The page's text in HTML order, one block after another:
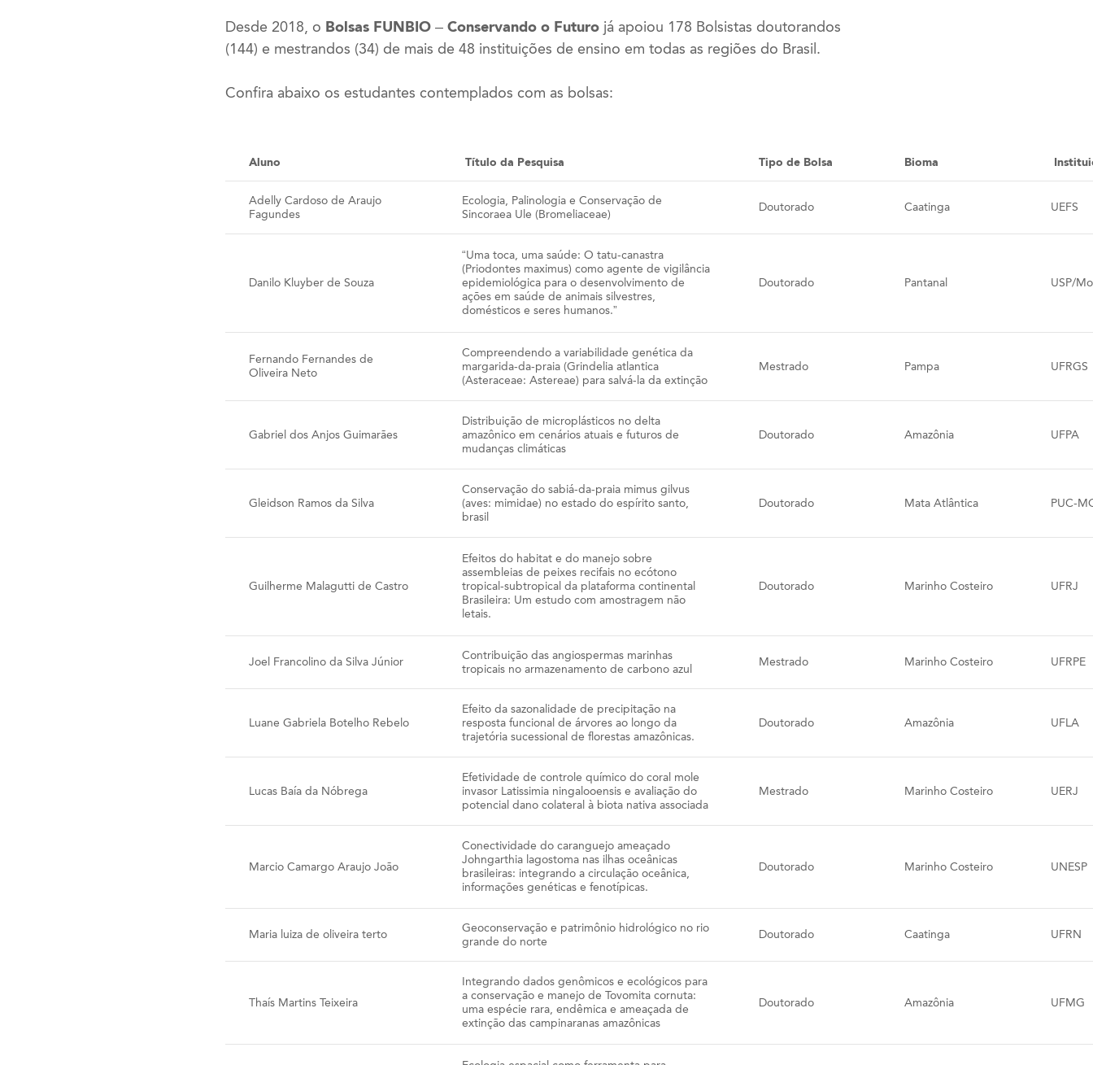
Desde 2018, o Bolsas FUNBIO – Conservando o Futuro já apoiou 178 Bolsistas doutorandos
(144) e mestrandos (34) de mais de 48 instituições de ensino em todas as regiões do Brasil.
Confira abaixo os estudantes contemplados com as bolsas:
Aluno Título da Pesquisa Tipo de Bolsa Bioma
Adelly Cardoso de Araujo
Fagundes
Ecologia, Palinologia e Conservação de
Sincoraea Ule (Bromeliaceae)
Doutorado Caatinga UEFS
Danilo Kluyber de Souza
“Uma toca, uma saúde: O tatu-canastra
(Priodontes maximus) como agente de vigilância
epidemiológica para o desenvolvimento de
ações em saúde de animais silvestres,
domésticos e seres humanos.”
Doutorado Pantanal USP/
Fernando Fernandes de
Oliveira Neto
Compreendendo a variabilidade genética da
margarida-da-praia (Grindelia atlantica
(Asteraceae: Astereae) para salvá-la da extinção
Mestrado Pampa UFRGS
Gabriel dos Anjos Guimarães
Distribuição de microplásticos no delta
amazônico em cenários atuais e futuros de
mudanças climáticas
Doutorado Amazônia UFPA
Gleidson Ramos da Silva
Conservação do sabiá-da-praia mimus gilvus
(aves: mimidae) no estado do espírito santo,
brasil
Doutorado Mata Atlântica PUC-
Guilherme Malagutti de Castro
Efeitos do habitat e do manejo sobre
assembleias de peixes recifais no ecótono
tropical-subtropical da plataforma continental
Brasileira: Um estudo com amostragem não
letais.
Doutorado Marinho Costeiro UFRJ
Joel Francolino da Silva Júnior
Contribuição das angiospermas marinhas
tropicais no armazenamento de carbono azul
Mestrado Marinho Costeiro UFRPE
Luane Gabriela Botelho Rebelo
Efeito da sazonalidade de precipitação na
resposta funcional de árvores ao longo da
trajetória sucessional de florestas amazônicas.
Doutorado Amazônia UFLA
Lucas Baía da Nóbrega
Efetividade de controle químico do coral mole
invasor Latissimia ningalooensis e avaliação do
potencial dano colateral à biota nativa associada
Mestrado Marinho Costeiro UERJ
Marcio Camargo Araujo João
Conectividade do caranguejo ameaçado
Johngarthia lagostoma nas ilhas oceânicas
brasileiras: integrando a circulação oceânica,
informações genéticas e fenotípicas.
Doutorado Marinho Costeiro UNESP
Maria luiza de oliveira terto
Geoconservação e patrimônio hidrológico no rio
grande do norte
Doutorado Caatinga UFRN
Thaís Martins Teixeira
Integrando dados genômicos e ecológicos para
a conservação e manejo de Tovomita cornuta:
uma espécie rara, endêmica e ameaçada de
extinção das campinaranas amazônicas
Doutorado Amazônia UFMG